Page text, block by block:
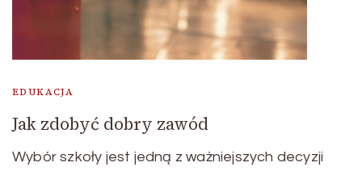
EDUKACJA
Jak zdobyć dobry zawód
Wybór szkoły jest jedną z ważniejszych decyzji